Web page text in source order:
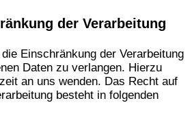
der Verarbeitung
Einschränkung der Verarbeitung
Daten zu verlangen. Hierzu
an uns wenden. Das Recht auf
besteht in folgenden